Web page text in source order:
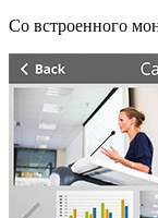
Со встроенного